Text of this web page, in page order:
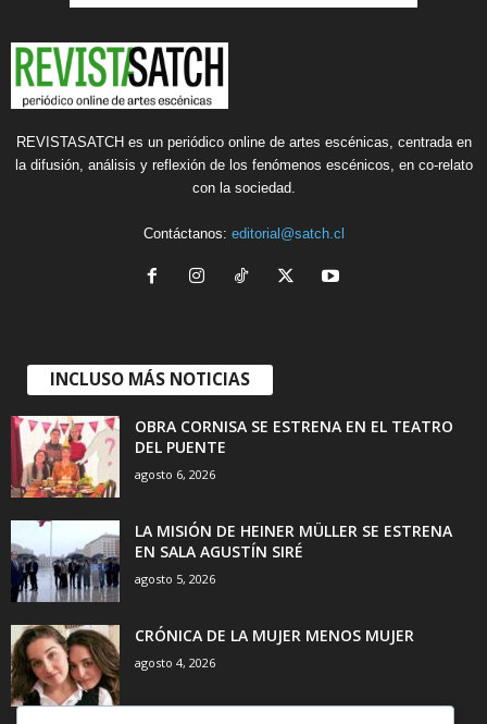
REVISTASATCH es un periódico online de artes escénicas, centrada en
la difusión, análisis y reflexión de los fenómenos escénicos, en co-relato
con la sociedad.
Contáctanos: editorial@satch.cl
INCLUSO MÁS NOTICIAS
OBRA CORNISA SE ESTRENA EN EL TEATRO
DEL PUENTE
agosto 6, 2026
LA MISIÓN DE HEINER MÜLLER SE ESTRENA
EN SALA AGUSTÍN SIRÉ
agosto 5, 2026
CRÓNICA DE LA MUJER MENOS MUJER
agosto 4, 2026